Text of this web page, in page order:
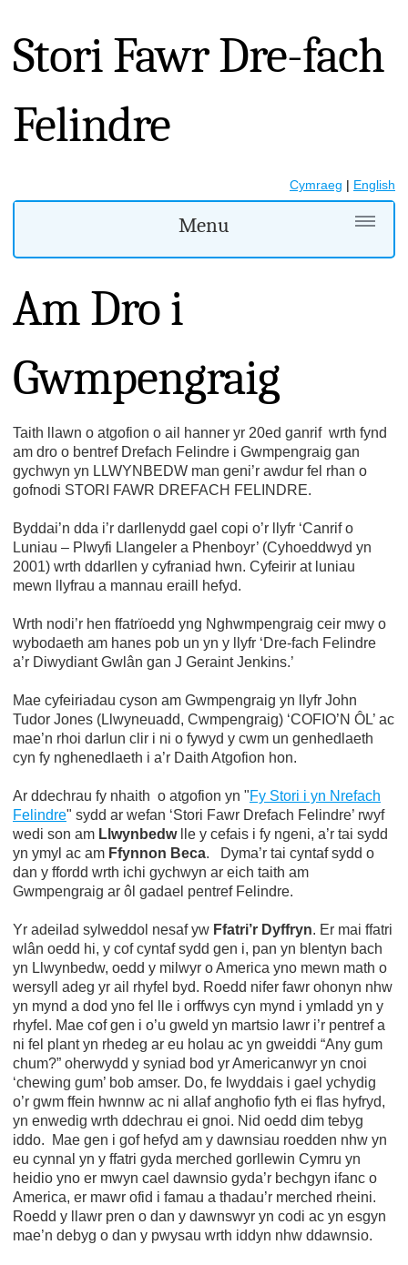
Stori Fawr Dre-fach
Felindre
Cymraeg | English
Menu
Am Dro i
Gwmpengraig
Taith llawn o atgofion o ail hanner yr 20ed ganrif wrth fynd
am dro o bentref Drefach Felindre i Gwmpengraig gan
gychwyn yn LLWYNBEDW man geni’r awdur fel rhan o
gofnodi STORI FAWR DREFACH FELINDRE.
Byddai’n dda i’r darllenydd gael copi o’r llyfr ‘Canrif o
Luniau – Plwyfi Llangeler a Phenboyr’ (Cyhoeddwyd yn
2001) wrth ddarllen y cyfraniad hwn. Cyfeirir at luniau
mewn llyfrau a mannau eraill hefyd.
Wrth nodi’r hen ffatrïoedd yng Nghwmpengraig ceir mwy o
wybodaeth am hanes pob un yn y llyfr ‘Dre-fach Felindre
a’r Diwydiant Gwlân gan J Geraint Jenkins.’
Mae cyfeiriadau cyson am Gwmpengraig yn llyfr John
Tudor Jones (Llwyneuadd, Cwmpengraig) ‘COFIO’N ÔL’ ac
mae’n rhoi darlun clir i ni o fywyd y cwm un genhedlaeth
cyn fy nghenedlaeth i a’r Daith Atgofion hon.
Ar ddechrau fy nhaith o atgofion yn "Fy Stori i yn Nrefach
Felindre" sydd ar wefan ‘Stori Fawr Drefach Felindre’ rwyf
wedi son am Llwynbedwlle y cefais i fy ngeni, a’r tai sydd
yn ymyl ac am Ffynnon Beca. Dyma’r tai cyntaf sydd o
dan y ffordd wrth ichi gychwyn ar eich taith am
Gwmpengraig ar ôl gadael pentref Felindre.
Yr adeilad sylweddol nesaf yw Ffatri’r Dyffryn. Er mai ffatri
wlân oedd hi, y cof cyntaf sydd gen i, pan yn blentyn bach
yn Llwynbedw, oedd y milwyr o America yno mewn math o
wersyll adeg yr ail rhyfel byd. Roedd nifer fawr ohonyn nhw
yn mynd a dod yno fel lle i orffwys cyn mynd i ymladd yn y
rhyfel. Mae cof gen i o’u gweld yn martsio lawr i’r pentref a
ni fel plant yn rhedeg ar eu holau ac yn gweiddi “Any gum
chum?” oherwydd y syniad bod yr Americanwyr yn cnoi
‘chewing gum’ bob amser. Do, fe lwyddais i gael ychydig
o’r gwm ffein hwnnw ac ni allaf anghofio fyth ei flas hyfryd,
yn enwedig wrth ddechrau ei gnoi. Nid oedd dim tebyg
iddo. Mae gen i gof hefyd am y dawnsiau roedden nhw yn
eu cynnal yn y ffatri gyda merched gorllewin Cymru yn
heidio yno er mwyn cael dawnsio gyda’r bechgyn ifanc o
America, er mawr ofid i famau a thadau’r merched rheini.
Roedd y llawr pren o dan y dawnswyr yn codi ac yn esgyn
mae’n debyg o dan y pwysau wrth iddyn nhw ddawnsio.